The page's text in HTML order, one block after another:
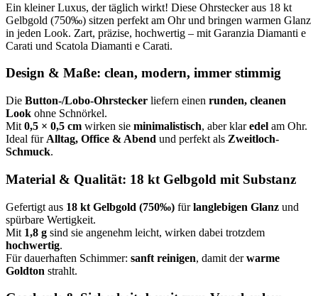
Ein kleiner Luxus, der täglich wirkt! Diese Ohrstecker aus 18 kt
Gelbgold (750‰) sitzen perfekt am Ohr und bringen warmen Glanz
in jeden Look. Zart, präzise, hochwertig – mit Garanzia Diamanti e
Carati und Scatola Diamanti e Carati.
Design & Maße: clean, modern, immer stimmig
Die Button-/Lobo-Ohrstecker liefern einen runden, cleanen
Look ohne Schnörkel.
Mit 0,5 × 0,5 cm wirken sie minimalistisch, aber klaredel am Ohr.
Ideal für Alltag, Office & Abend und perfekt als Zweitloch-
Schmuck.
Material & Qualität: 18 kt Gelbgold mit Substanz
Gefertigt aus 18 kt Gelbgold (750‰) fürlanglebigen Glanz und
spürbare Wertigkeit.
Mit 1,8 g sind sie angenehm leicht, wirken dabei trotzdem
hochwertig.
Für dauerhaften Schimmer: sanft reinigen, damit derwarme
Goldton strahlt.